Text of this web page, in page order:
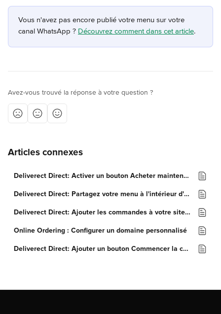
Vous n'avez pas encore publié votre menu sur votre
canal WhatsApp ? Découvrez comment dans cet article.
Avez-vous trouvé la réponse à votre question ?
Articles connexes
Deliverect Direct: Activer un bouton Acheter maintenant sur une boutique Facebook
Deliverect Direct: Partagez votre menu à l'intérieur d'une publication Facebook
Deliverect Direct: Ajouter les commandes à votre site web
Online Ordering : Configurer un domaine personnalisé
Deliverect Direct: Ajouter un bouton Commencer la commande sur une page Facebook